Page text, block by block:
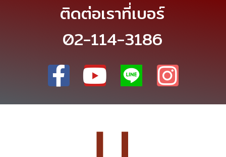
ติดต่อเราที่เบอร์
02-114-3186